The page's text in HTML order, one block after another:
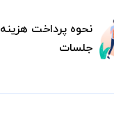
نحوه پرداخت هزینه
جلسات